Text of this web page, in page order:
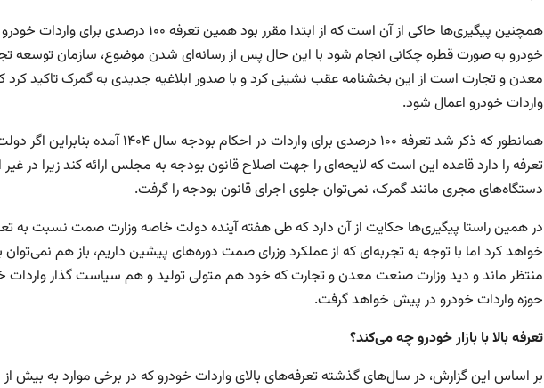
همچنین پیگیری‌ها حاکی از آن است که از ابتدا مقرر
خودرو به صورت قطره چکانی انجام شود با این حال پس از رسانه‌ای شدن موضوع، سازمان توسعه
واردات خودرو اعمال شود.
همانطور که ذکر شد تعرفه ۱۰۰ درصدی برای
تعرفه را دارد قاعده این است که لایحه‌ای را جهت اصلاح قانون بودجه به مجلس ارائه کند زیرا در
دستگاه‌های مجری مانند گمرک، نمی‌توان جلوی اجرای قانون بودجه را گرفت.
در همین راستا پیگیری‌ها حکایت از آن دارد که طی هفته آینده دولت خاصه وزارت صمت نسبت به
خواهد کرد اما با توجه به تجربه‌ای که از عملکرد وزرای صمت دوره‌های پیشین داریم، باز هم
منتظر ماند و دید وزارت صنعت معدن و تجارت که خود هم متولی تولید و هم سیاست گذار
حوزه واردات خودرو در پیش خواهد گرفت.
تعرفه بالا با بازار خودرو چه می‌کند؟